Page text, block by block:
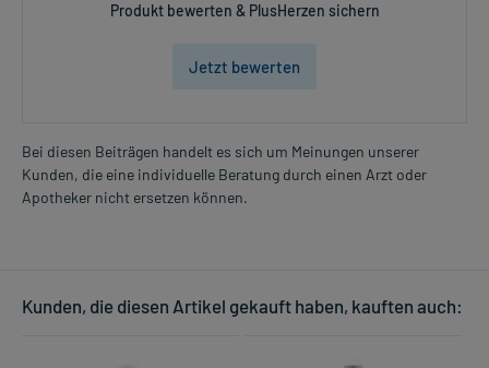
Produkt bewerten & PlusHerzen sichern
Jetzt bewerten
Bei diesen Beiträgen handelt es sich um Meinungen unserer
Kunden, die eine individuelle Beratung durch einen Arzt oder
Apotheker nicht ersetzen können.
Kunden, die diesen Artikel gekauft haben, kauften auch: